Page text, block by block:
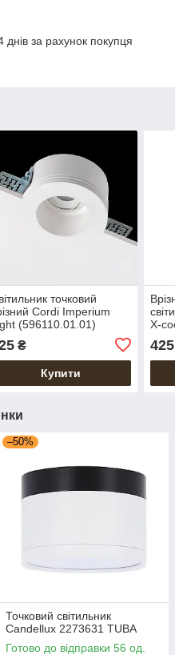
за рахунок покупця
точковий
Cordi Imperium
(596110.01.01)
₴
Купити
X-
425
–50%
Точковий світильник
Candellux 2273631 TUBA
Готово до відправки 56 од.